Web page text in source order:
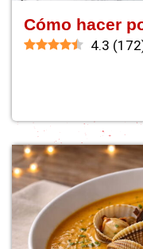
Cómo hacer
4.3 (172